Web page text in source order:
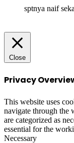
sptnya naif
to
Close
Privacy
This website uses
navigate through the
are categorized as
essential for the
Necessary